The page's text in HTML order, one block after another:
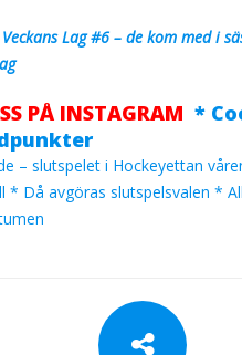
Veckans Lag #6 – de kom med i
PÅ INSTAGRAM *
– slutspelet i Hockeyettan
* Då avgöras slutspelsvalen *